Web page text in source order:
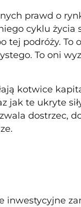
prawd o
cyklu życia
podróży. To
To oni
kotwice
jak te ukryte
dostrzec,
inwestycyjne